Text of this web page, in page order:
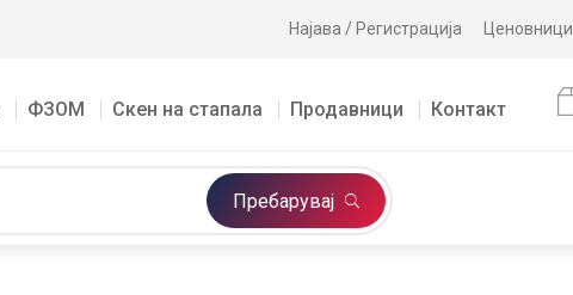
Најава / Регистрација Ценовници
ФЗОМ Скен на стапала Продавници Контакт
Пребарувај